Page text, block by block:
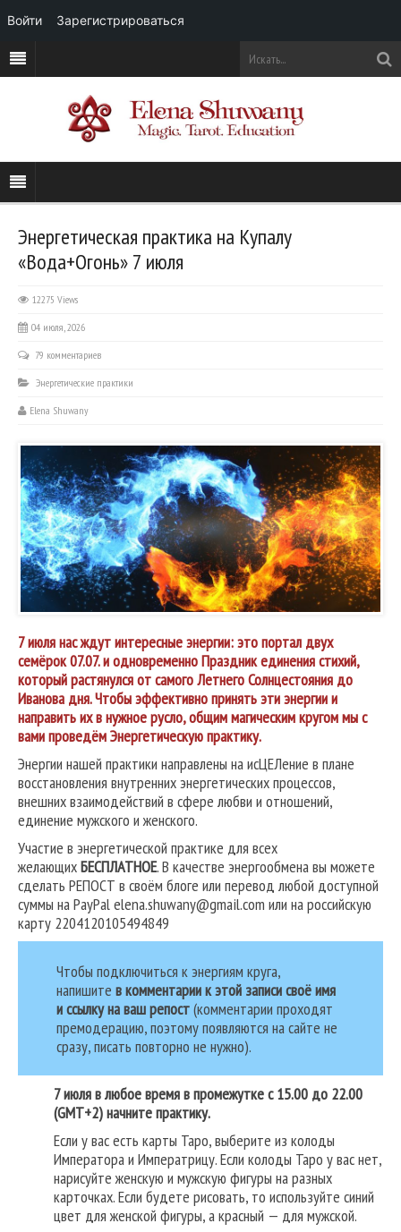
Энергетическая практика на Купалу
«Вода+Огонь» 7 июля
12275 Views
04 июля, 2026
79 комментариев
Энергетические практики
Elena Shuwany
7 июля нас ждут интересные энергии: это портал двух
семёрок 07.07. и одновременно Праздник единения стихий,
который растянулся от самого Летнего Солнцестояния до
Иванова дня. Чтобы эффективно принять эти энергии и
направить их в нужное русло, общим магическим кругом мы с
вами проведём Энергетическую практику.
Энергии нашей практики направлены на исЦЕЛение в плане
восстановления внутренних энергетических процессов,
внешних взаимодействий в сфере любви и отношений,
единение мужского и женского.
Участие в энергетической практике для всех
желающихБЕСПЛАТНОЕ. В качестве энергообмена вы можете
сделать РЕПОСТ в своём блоге или перевод любой доступной
суммы на PayPal elena.shuwany@gmail.com или на российскую
карту 2204120105494849
Чтобы подключиться к энергиям круга,
напишите в комментарии к этой записи своё имя
и ссылку на ваш репост(комментарии проходят
премодерацию, поэтому появляются на сайте не
сразу, писать повторно не нужно).
7 июля в любое время в промежутке с 15.00 до 22.00
(GMT+2) начните практику.
Если у вас есть карты Таро, выберите из колоды
Императора и Императрицу. Если колоды Таро у вас нет,
нарисуйте женскую и мужскую фигуры на разных
карточках. Если будете рисовать, то используйте синий
цвет для женской фигуры, а красный — для мужской.
Войти Зарегистрироваться